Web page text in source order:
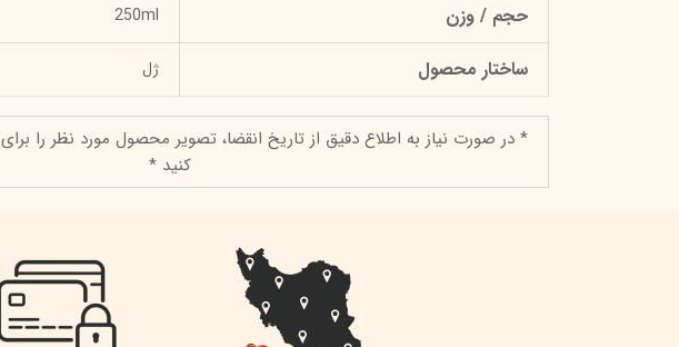
حجم / وزن 250ml
ساختار محصول ژل
* در صورت نیاز به اطلاع دقیق از تاریخ انقضا، تصویر محصول مورد نظر را برای
کنید *